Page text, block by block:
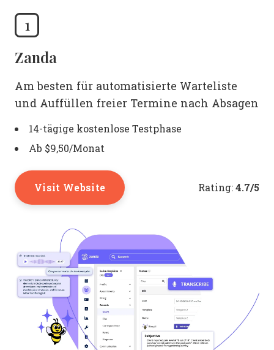
1
Zanda
Am besten für automatisierte Warteliste
und Auffüllen freier Termine nach Absagen
14-tägige kostenlose Testphase
Ab $9,50/Monat
Visit Website Rating:4.7/5